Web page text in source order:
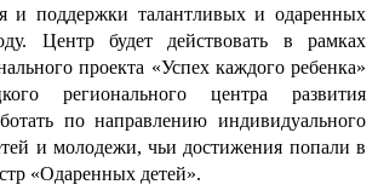
и поддержки талантливых и одаренных
Центр будет действовать в рамках
проекта «Успех каждого ребенка»
регионального центра развития
по направлению индивидуального
и молодежи, чьи достижения попали в
«Одаренных детей».